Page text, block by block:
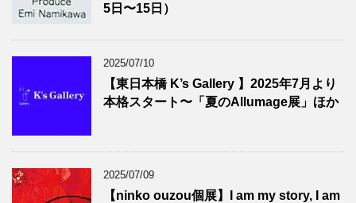
5日〜15日）
2025/07/10
【東日本橋 K’s Gallery 】2025年7月より
本格スタート〜「夏のAllumage展」ほか
2025/07/09
【ninko ouzou個展】I am my story, I am